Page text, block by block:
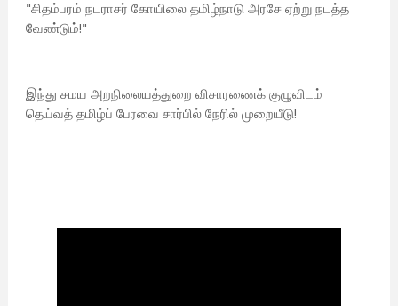
"சிதம்பரம் நடராசர் கோயிலை தமிழ்நாடு அரசே ஏற்று நடத்த
வேண்டும்!"
இந்து சமய அறநிலையத்துறை விசாரணைக் குழுவிடம்
தெய்வத் தமிழ்ப் பேரவை சார்பில் நேரில் முறையீடு!